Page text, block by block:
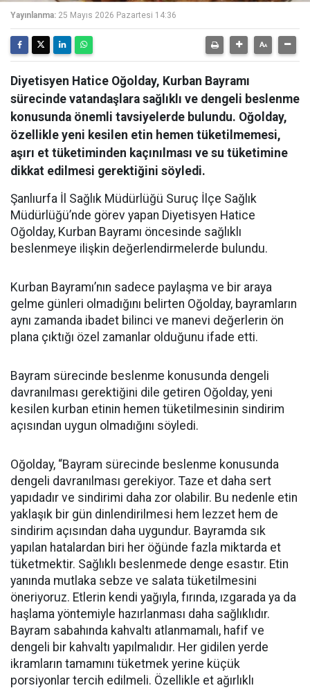
Yayınlanma: 25 Mayıs 2026 Pazartesi 14:36
Diyetisyen Hatice Oğolday, Kurban Bayramı
sürecinde vatandaşlara sağlıklı ve dengeli beslenme
konusunda önemli tavsiyelerde bulundu. Oğolday,
özellikle yeni kesilen etin hemen tüketilmemesi,
aşırı et tüketiminden kaçınılması ve su tüketimine
dikkat edilmesi gerektiğini söyledi.
Şanlıurfa İl Sağlık Müdürlüğü Suruç İlçe Sağlık
Müdürlüğü’nde görev yapan Diyetisyen Hatice
Oğolday, Kurban Bayramı öncesinde sağlıklı
beslenmeye ilişkin değerlendirmelerde bulundu.
Kurban Bayramı’nın sadece paylaşma ve bir araya
gelme günleri olmadığını belirten Oğolday, bayramların
aynı zamanda ibadet bilinci ve manevi değerlerin ön
plana çıktığı özel zamanlar olduğunu ifade etti.
Bayram sürecinde beslenme konusunda dengeli
davranılması gerektiğini dile getiren Oğolday, yeni
kesilen kurban etinin hemen tüketilmesinin sindirim
açısından uygun olmadığını söyledi.
Oğolday, “Bayram sürecinde beslenme konusunda
dengeli davranılması gerekiyor. Taze et daha sert
yapıdadır ve sindirimi daha zor olabilir. Bu nedenle etin
yaklaşık bir gün dinlendirilmesi hem lezzet hem de
sindirim açısından daha uygundur. Bayramda sık
yapılan hatalardan biri her öğünde fazla miktarda et
tüketmektir. Sağlıklı beslenmede denge esastır. Etin
yanında mutlaka sebze ve salata tüketilmesini
öneriyoruz. Etlerin kendi yağıyla, fırında, ızgarada ya da
haşlama yöntemiyle hazırlanması daha sağlıklıdır.
Bayram sabahında kahvaltı atlanmamalı, hafif ve
dengeli bir kahvaltı yapılmalıdır. Her gidilen yerde
ikramların tamamını tüketmek yerine küçük
porsiyonlar tercih edilmeli. Özellikle et ağırlıklı